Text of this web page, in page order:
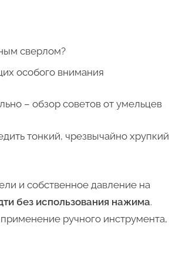
сверлом?
особого внимания
– обзор советов от умельцев
тонкий, чрезвычайно хрупкий
и собственное давление на
без использования нажима.
ручного инструмента,